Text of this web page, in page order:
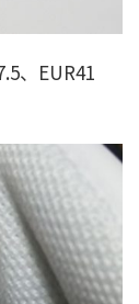
、EUR41